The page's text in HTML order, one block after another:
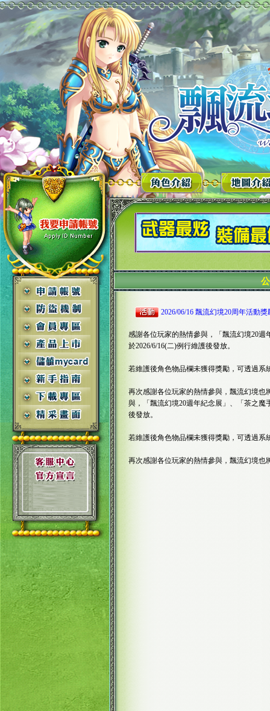
2026/06/16 飄流幻境20周年活動獎
感謝各位玩家的熱情參與，「飄流幻境20
於2026/6/16(二)例行維護後發放。
若維護後角色物品欄未獲得獎勵，可透過
再次感謝各位玩家的熱情參與，飄流幻境
與，「飄流幻境20週年紀念展」、「茶之魔
後發放。
若維護後角色物品欄未獲得獎勵，可透過
再次感謝各位玩家的熱情參與，飄流幻境也